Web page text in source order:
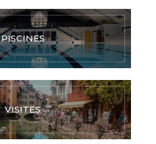
PISCINES
VISITES